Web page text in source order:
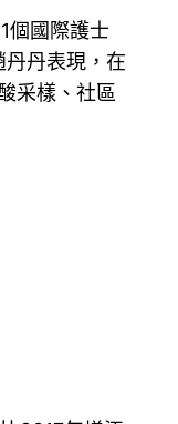
個國際護士
丹表現，在
采樣、社區